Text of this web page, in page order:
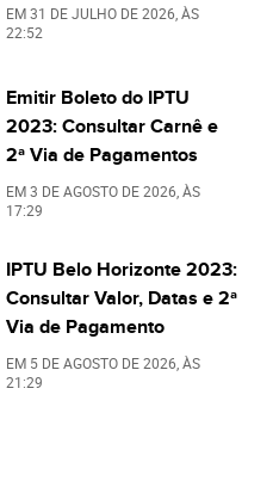
EM31 DE JULHO DE 2026 , ÀS
22:52
Emitir Boleto do IPTU
2023: Consultar Carnê e
2ª Via de Pagamentos
EM3 DE AGOSTO DE 2026 , ÀS
17:29
IPTU Belo Horizonte 2023:
Consultar Valor, Datas e 2ª
Via de Pagamento
EM 5 DE AGOSTO DE 2026 , ÀS
21:29